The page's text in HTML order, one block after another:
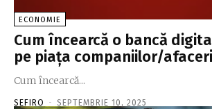
ECONOMIE
Cum încearcă o bancă
pe piaţa companiilor/
Cum încearcă...
SEFIRO - SEPTEMBRIE 10, 2025